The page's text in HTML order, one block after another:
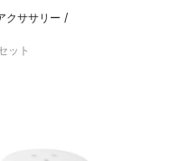
クササリー /
ット